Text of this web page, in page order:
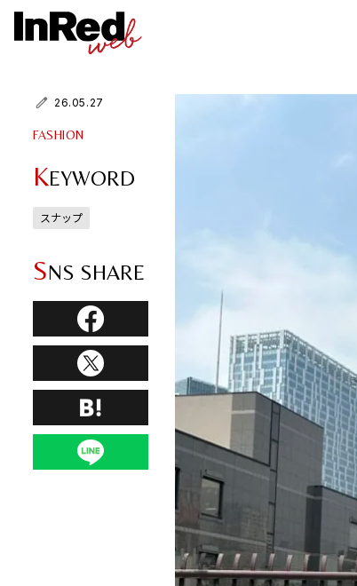
26.05.27
FASHION
KEYWORD
スナップ
SNS SHARE